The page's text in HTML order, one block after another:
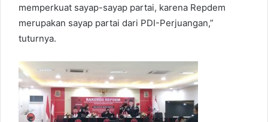
memperkuat sayap-sayap partai, karena Repdem
merupakan sayap partai dari PDI-Perjuangan,”
tuturnya.